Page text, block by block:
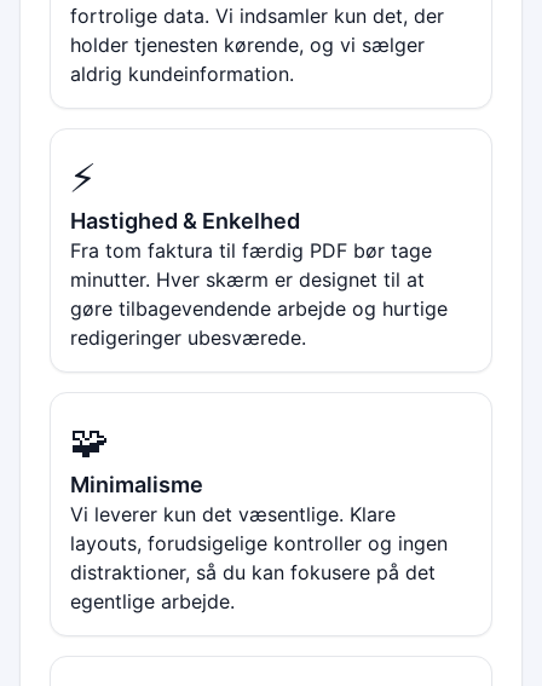
fortrolige data. Vi indsamler kun det, der
holder tjenesten kørende, og vi sælger
aldrig kundeinformation.
⚡
Hastighed & Enkelhed
Fra tom faktura til færdig PDF bør tage
minutter. Hver skærm er designet til at
gøre tilbagevendende arbejde og hurtige
redigeringer ubesværede.
🧩
Minimalisme
Vi leverer kun det væsentlige. Klare
layouts, forudsigelige kontroller og ingen
distraktioner, så du kan fokusere på det
egentlige arbejde.